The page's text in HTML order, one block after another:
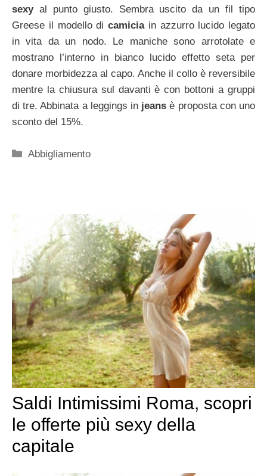
sexyal punto giusto. Sembra uscito da un fil tipo
Greese il modello di camiciain azzurro lucido legato
in vita da un nodo. Le maniche sono arrotolate e
mostrano l’interno in bianco lucido effetto seta per
donare morbidezza al capo. Anche il collo è reversibile
mentre la chiusura sul davanti è con bottoni a gruppi
di tre. Abbinata a leggings in jeans è proposta con uno
sconto del 15%.
Categorie
Abbigliamento
Saldi Intimissimi Roma, scopri
le offerte più sexy della
capitale